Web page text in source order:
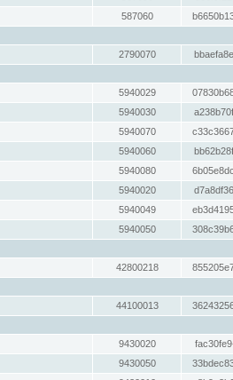
587060
2790070
5940029
5940030
5940070
5940060
5940080
5940020
5940049
5940050
42800218
44100013
9430020
9430050